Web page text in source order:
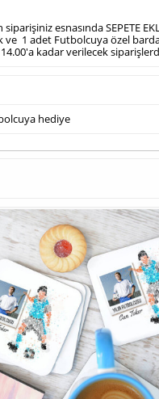
esnasında SEPETE
1 adet Futbolcuya özel
kadar verilecek
hediye